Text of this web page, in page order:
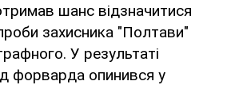
шанс відзначитися
захисника "Полтави"
У результаті
форварда опинився у